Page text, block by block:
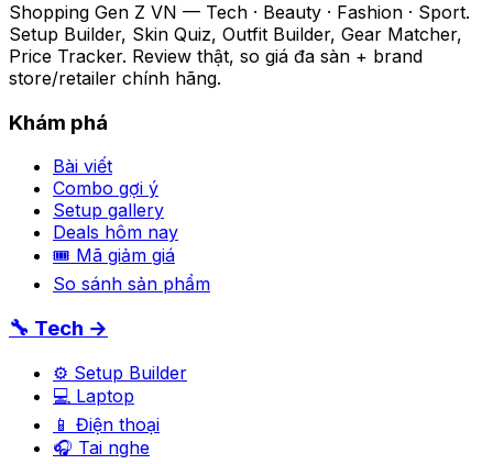
Shopping Gen Z VN — Tech · Beauty · Fashion · Sport.
Setup Builder, Skin Quiz, Outfit Builder, Gear Matcher,
Price Tracker. Review thật, so giá đa sàn + brand
store/retailer chính hãng.
Khám phá
Bài viết
Combo gợi ý
Setup gallery
Deals hôm nay
🎟 Mã giảm giá
So sánh sản phẩm
🔧 Tech →
⚙️ Setup Builder
💻 Laptop
📱 Điện thoại
🎧 Tai nghe